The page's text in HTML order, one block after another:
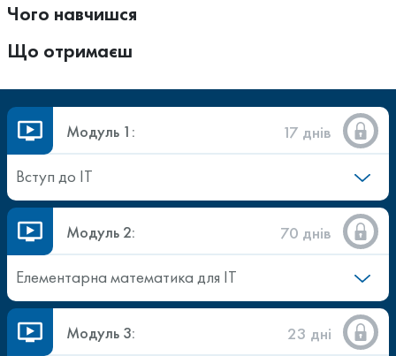
Чого навчишся
Що отримаєш
Модуль 1:
17 днів
Вступ до ІТ
Модуль 2:
70 днів
Елементарна математика для ІТ
Модуль 3:
23 дні